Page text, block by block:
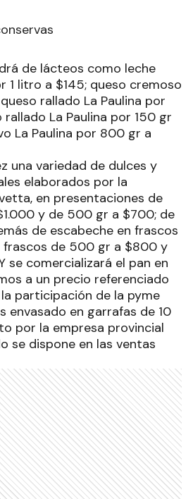
de lácteos como leche
1 litro a $145; queso cremoso
rallado La Paulina por
rallado La Paulina por 150 gr
La Paulina por 800 gr a
una variedad de dulces y
elaborados por la
en presentaciones de
y de 500 gr a $700; de
de escabeche en frascos
frascos de 500 gr a $800 y
se comercializará el pan en
a un precio referenciado
participación de la pyme
envasado en garrafas de 10
por la empresa provincial
se dispone en las ventas